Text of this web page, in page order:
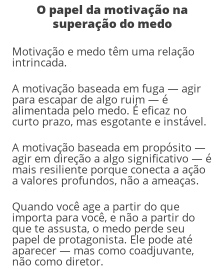
O papel da motivação na
superação do medo
Motivação e medo têm uma relação
intrincada.
A motivação baseada em fuga — agir
para escapar de algo ruim — é
alimentada pelo medo. É eficaz no
curto prazo, mas esgotante e instável.
A motivação baseada em propósito —
agir em direção a algo significativo — é
mais resiliente porque conecta a ação
a valores profundos, não a ameaças.
Quando você age a partir do que
importa para você, e não a partir do
que te assusta, o medo perde seu
papel de protagonista. Ele pode até
aparecer — mas como coadjuvante,
não como diretor.